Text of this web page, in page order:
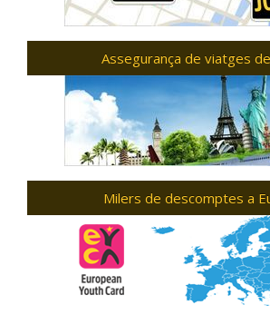
Assegurança de viatges
Milers de descomptes a